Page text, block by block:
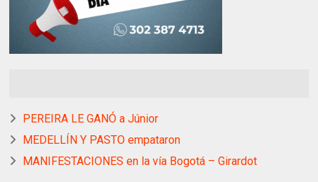
PEREIRA LE GANÓ a Júnior
MEDELLÍN Y PASTO empataron
MANIFESTACIONES en la vía Bogotá – Girardot